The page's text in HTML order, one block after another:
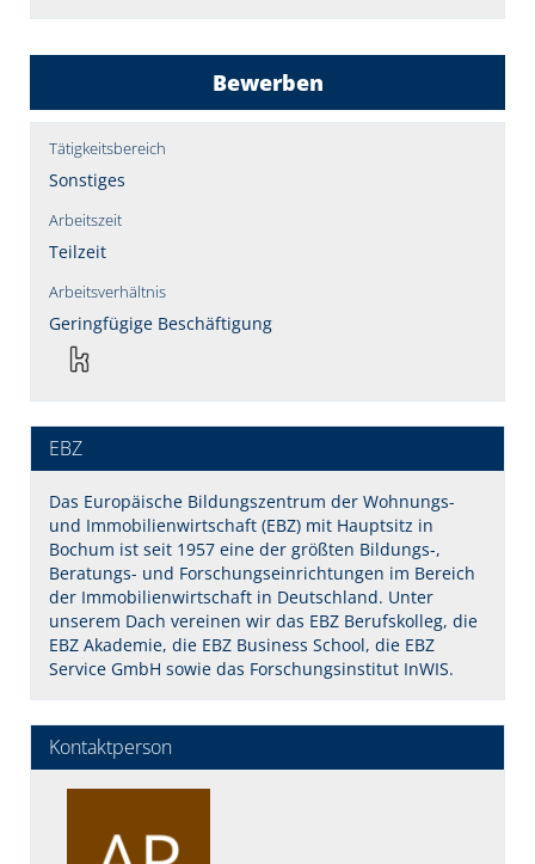
Bewerben
Tätigkeitsbereich
Sonstiges
Arbeitszeit
Teilzeit
Arbeitsverhältnis
Geringfügige Beschäftigung
EBZ
Das Europäische Bildungszentrum der Wohnungs-
und Immobilienwirtschaft (EBZ) mit Hauptsitz in
Bochum ist seit 1957 eine der größten Bildungs-,
Beratungs- und Forschungseinrichtungen im Bereich
der Immobilienwirtschaft in Deutschland. Unter
unserem Dach vereinen wir das EBZ Berufskolleg, die
EBZ Akademie, die EBZ Business School, die EBZ
Service GmbH sowie das Forschungsinstitut InWIS.
Kontaktperson